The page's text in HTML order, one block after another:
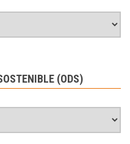
(ODS)